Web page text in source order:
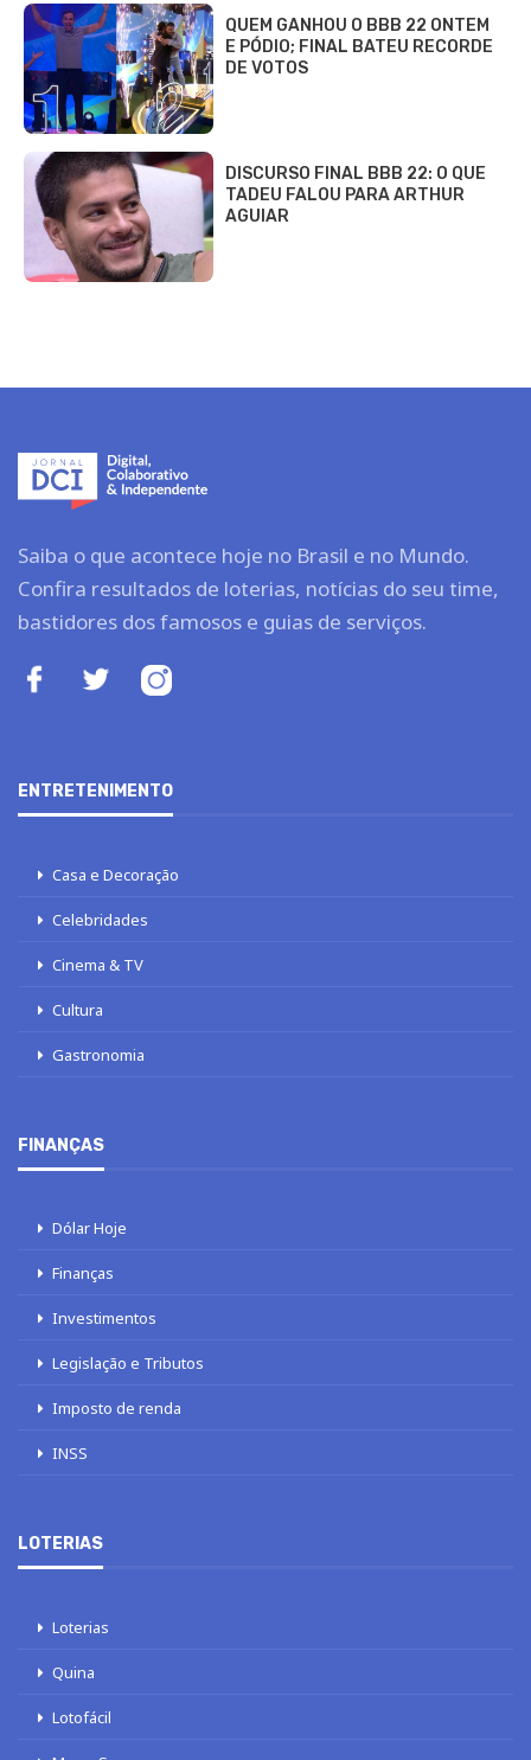
QUEM GANHOU O BBB 22 ONTEM
E PÓDIO; FINAL BATEU RECORDE
DE VOTOS
DISCURSO FINAL BBB 22: O QUE
TADEU FALOU PARA ARTHUR
AGUIAR
Saiba o que acontece hoje no Brasil e no Mundo.
Confira resultados de loterias, notícias do seu time,
bastidores dos famosos e guias de serviços.
ENTRETENIMENTO
Casa e Decoração
Celebridades
Cinema & TV
Cultura
Gastronomia
FINANÇAS
Dólar Hoje
Finanças
Investimentos
Legislação e Tributos
Imposto de renda
INSS
LOTERIAS
Loterias
Quina
Lotofácil